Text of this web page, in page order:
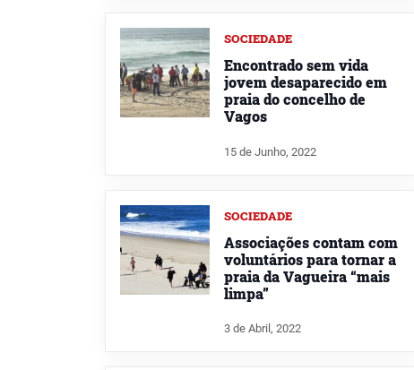
SOCIEDADE
Encontrado sem vida
jovem desaparecido em
praia do concelho de
Vagos
15 de Junho, 2022
SOCIEDADE
Associações contam com
voluntários para tornar a
praia da Vagueira “mais
limpa”
3 de Abril, 2022